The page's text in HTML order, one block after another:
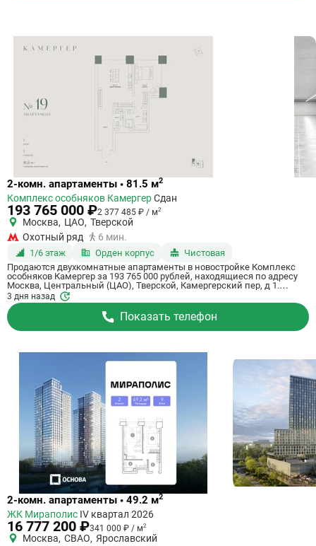
Ссылка
квартиру
2-комн. апартаменты • 81.5 м2
Комплекс особняков КамергерСдан
193 765 000 ₽2 377 485 ₽ / м2
Москва, ЦАО, Тверской
Охотный ряд
6 мин.
1/6 этаж Орден корпус
Чистовая
Продаются двухкомнатные апартаменты в новостройке Комплекс
особняков Камергер за 193 765 000 рублей, находящиеся по адресу
Москва, Центральный (ЦАО), Тверской, Камергерский пер, д 1.
Компания застройщик ENGEO Development. Апартаменты сдаются в
III квартале 2026 года с чистовой отделкой, в 6 минутах пешком от
станции метрополитена Охотный ряд. Общая площадь апартаментов
- 81.5 м². Этаж 1. ID апартаментов на СтройкиРУ 653767, назовите его
когда будете звонить.
3 дня назад
Показать телефон
Ссылка
квартиру
2-комн. апартаменты • 49.2 м2
ЖК Мираполис IV квартал 2026
16 777 200 ₽341 000 ₽ / м2
Москва, СВАО, Ярославский